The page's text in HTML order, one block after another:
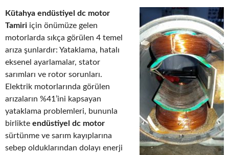
Kütahya endüstiyel dc motor
Tamiri için önümüze gelen
motorlarda sıkça görülen 4 temel
arıza şunlardır: Yataklama, hatalı
eksenel ayarlamalar, stator
sarımları ve rotor sorunları.
Elektrik motorlarında görülen
arızaların %41’ini kapsayan
yataklama problemleri, bununla
birlikte endüstiyel dc motor
sürtünme ve sarım kayıplarına
sebep olduklarından dolayı enerji